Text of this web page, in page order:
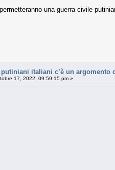
una guerra civile
italiani c’è un argomento
17, 2022, 09:59:15 pm »